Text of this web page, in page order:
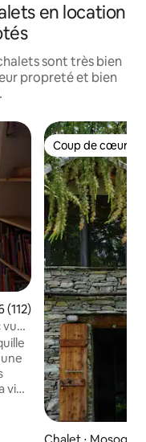
en location
sont très bien
propreté et bien
moyenne sur la
(112)
vue
vie
Coup de cœur
Coup de cœur